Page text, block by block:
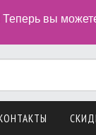
Теперь вы